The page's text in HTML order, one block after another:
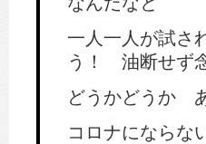
一人一人が試さ
う！ 油断せず
どうかどうか
コロナになら